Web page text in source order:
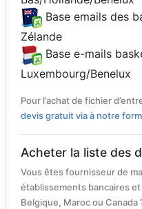
Base emails des
Zélande
Base e-mails
Luxembourg/Benelux
Pour l’achat de fichier
devis gratuit via à notre
Acheter la liste des
Vous êtes fournisseur de
établissements bancaires
Belgique, Maroc ou